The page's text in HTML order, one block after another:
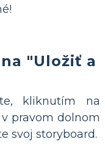
"Uložiť a
kliknutím na
pravom dolnom
svoj storyboard.